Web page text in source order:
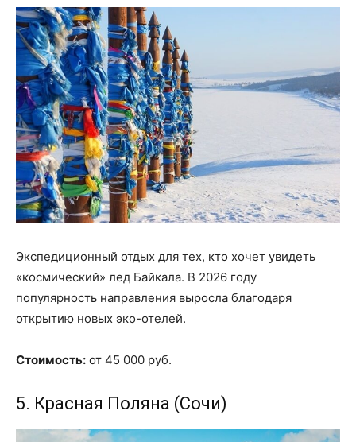
Экспедиционный отдых для тех, кто хочет увидеть
«космический» лед Байкала. В 2026 году
популярность направления выросла благодаря
открытию новых эко-отелей.
Стоимость: от 45 000 руб.
5. Красная Поляна (Сочи)